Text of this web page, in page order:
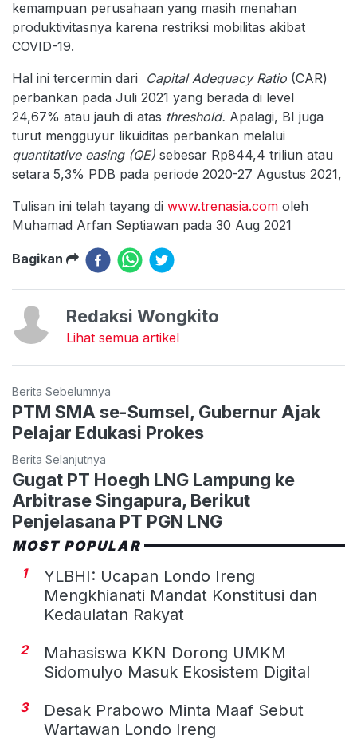
kemampuan perusahaan yang masih menahan
produktivitasnya karena restriksi mobilitas akibat
COVID-19.
Hal ini tercermin dari Capital Adequacy Ratio (CAR)
perbankan pada Juli 2021 yang berada di level
24,67% atau jauh di atas threshold. Apalagi, BI juga
turut mengguyur likuiditas perbankan melalui
quantitative easing (QE) sebesar Rp844,4 triliun atau
setara 5,3% PDB pada periode 2020-27 Agustus 2021,
Tulisan ini telah tayang di www.trenasia.com oleh
Muhamad Arfan Septiawan pada 30 Aug 2021
Bagikan
Redaksi Wongkito
Lihat semua artikel
Berita Sebelumnya
PTM SMA se-Sumsel, Gubernur Ajak
Pelajar Edukasi Prokes
Berita Selanjutnya
Gugat PT Hoegh LNG Lampung ke
Arbitrase Singapura, Berikut
Penjelasana PT PGN LNG
MOST POPULAR
1
YLBHI: Ucapan Londo Ireng
Mengkhianati Mandat Konstitusi dan
Kedaulatan Rakyat
2
Mahasiswa KKN Dorong UMKM
Sidomulyo Masuk Ekosistem Digital
3
Desak Prabowo Minta Maaf Sebut
Wartawan Londo Ireng